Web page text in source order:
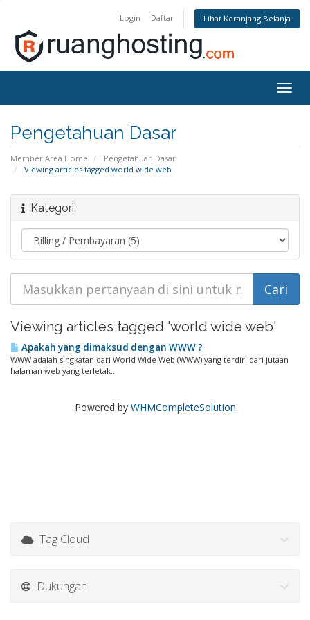
Login Daftar Lihat Keranjang Belanja
Pengetahuan Dasar
Member Area Home
Pengetahuan Dasar
Viewing articles tagged world wide web
Kategori
Viewing articles tagged 'world wide web'
Apakah yang dimaksud dengan WWW ?
WWW adalah singkatan dari World Wide Web (WWW) yang terdiri dari jutaan
halaman web yang terletak...
Powered by WHMCompleteSolution
Tag Cloud
Dukungan